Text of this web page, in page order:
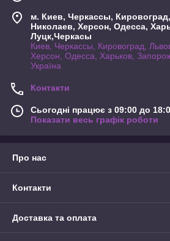
м. Киев, Черкассы,
Николаев, Херсон, Одесса,
Луцк,Черкасы
Киев, Черкассы, Кировоград,
Херсон, Одесса, Харьков,
Україна
Контакти
Сьогодні працює з 09:00 до
Показати весь графік роботи
Про нас
Контакти
Доставка та оплата